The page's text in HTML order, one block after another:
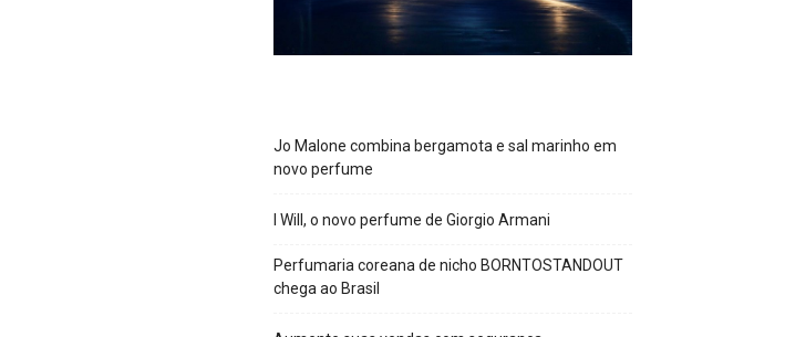
Jo Malone combina bergamota e sal marinho em
novo perfume
I Will, o novo perfume de Giorgio Armani
Perfumaria coreana de nicho BORNTOSTANDOUT
chega ao Brasil